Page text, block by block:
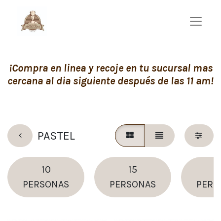
¡Compra en linea y recoje en tu sucursal mas
cercana al dia siguiente después de las 11 am!
PASTEL
10
PERSONAS
15
PERSONAS